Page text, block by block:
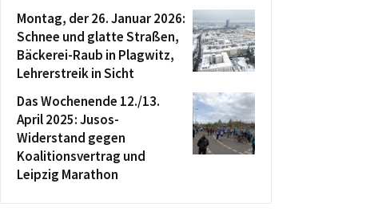
Montag, der 26. Januar 2026:
Schnee und glatte Straßen,
Bäckerei-Raub in Plagwitz,
Lehrerstreik in Sicht
Das Wochenende 12./13.
April 2025: Jusos-
Widerstand gegen
Koalitionsvertrag und
Leipzig Marathon